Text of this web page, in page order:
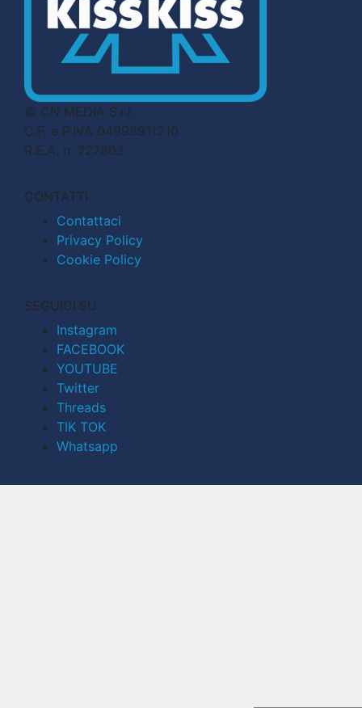
© CN MEDIA S.r.l.
C.F. e P.IVA 04998911210
R.E.A. n. 727803
CONTATTI
Contattaci
Privacy Policy
Cookie Policy
SEGUICI SU
Instagram
FACEBOOK
YOUTUBE
Twitter
Threads
TIK TOK
Whatsapp